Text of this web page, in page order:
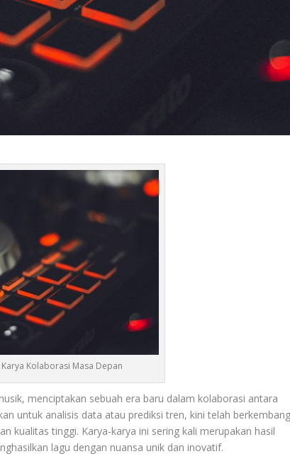
Karya Kolaborasi Masa Depan
menciptakan sebuah era baru dalam kolaborasi antara
untuk analisis data atau prediksi tren, kini telah
kualitas tinggi. Karya-karya ini sering kali merupakan hasil
lagu dengan nuansa unik dan inovatif.